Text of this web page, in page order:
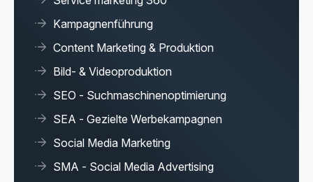
Kampagnenführung
Content Marketing & Produktion
Bild- & Videoproduktion
SEO - Suchmaschinenoptimierung
SEA - Gezielte Werbekampagnen
Social Media Marketing
SMA - Social Media Advertising